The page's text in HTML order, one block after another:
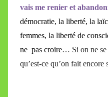
vais me renier et
démocratie, la liberté, la
femmes, la liberté de
ne pas croire… Si on ne se
qu’est-ce qu’on fait encore